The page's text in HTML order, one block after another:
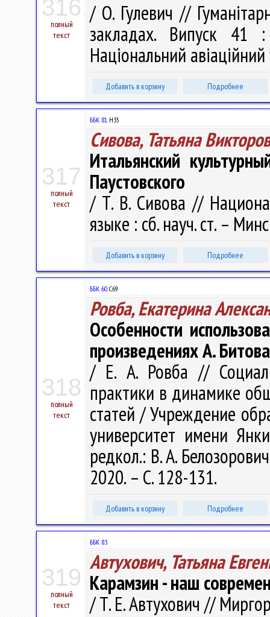
316
полный
текст
/ О. Гулевич //
закладах. Випуск 41
Національний
Добавить в корзину Подробнее
317
полный
текст
ББК 81.Н35
Сивова, Татьяна
Итальянский
Паустовского
/ Т. В. Сивова //
языке : сб. науч. ст. –
Добавить в корзину Подробнее
318
полный
текст
ББК 60.С69
Ровба, Екатерина
Особенности
произведениях А.
/ Е. А. Ровба //
практики в динамике
статей / Учреждение
университет имени
редкол.: В. А.
2020. – С. 128-131.
Добавить в корзину Подробнее
319
полный
текст
ББК 83.
Автухович, Татьяна
Карамзин - наш
/ Т. Е. Автухович //